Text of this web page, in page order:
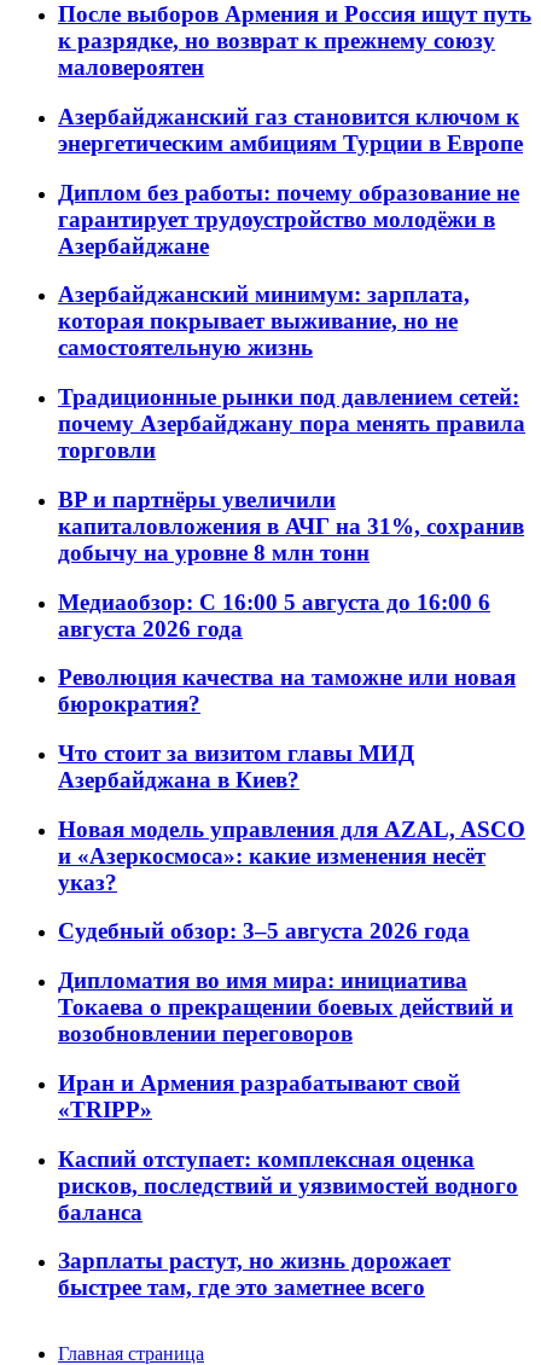
После выборов Армения и Россия ищут путь
к разрядке, но возврат к прежнему союзу
маловероятен
Азербайджанский газ становится ключом к
энергетическим амбициям Турции в Европе
Диплом без работы: почему образование не
гарантирует трудоустройство молодёжи в
Азербайджане
Азербайджанский минимум: зарплата,
которая покрывает выживание, но не
самостоятельную жизнь
Традиционные рынки под давлением сетей:
почему Азербайджану пора менять правила
торговли
BP и партнёры увеличили
капиталовложения в АЧГ на 31%, сохранив
добычу на уровне 8 млн тонн
Медиаобзор: С 16:00 5 августа до 16:00 6
августа 2026 года
Революция качества на таможне или новая
бюрократия?
Что стоит за визитом главы МИД
Азербайджана в Киев?
Новая модель управления для AZAL, ASCO
и «Азеркосмоса»: какие изменения несёт
указ?
Судебный обзор: 3–5 августа 2026 года
Дипломатия во имя мира: инициатива
Токаева о прекращении боевых действий и
возобновлении переговоров
Иран и Армения разрабатывают свой
«TRIPP»
Каспий отступает: комплексная оценка
рисков, последствий и уязвимостей водного
баланса
Зарплаты растут, но жизнь дорожает
быстрее там, где это заметнее всего
Главная страница